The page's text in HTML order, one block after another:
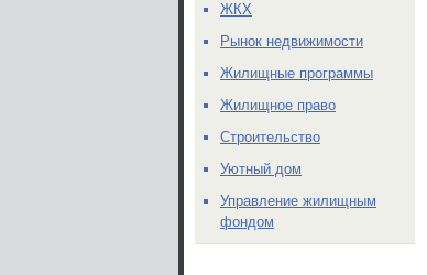
ЖКХ
Рынок недвижимости
Жилищные программы
Жилищное право
Строительство
Уютный дом
Управление жилищным
фондом